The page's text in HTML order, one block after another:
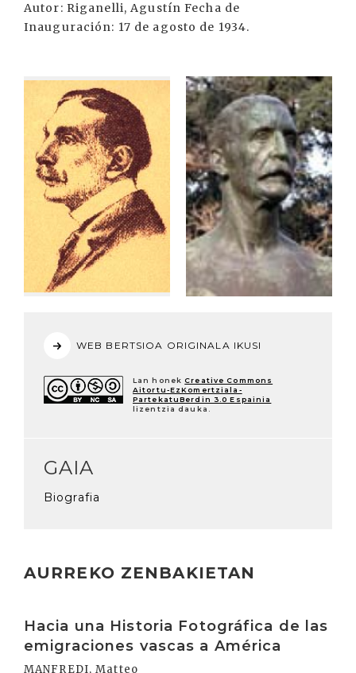
Autor: Riganelli, Agustín Fecha de
Inauguración: 17 de agosto de 1934.
WEB BERTSIOA ORIGINALA IKUSI
Lan honek Creative Commons
Aitortu-EzKomertziala-
PartekatuBerdin 3.0 Espainia
lizentzia dauka.
GAIA
Biografia
AURREKO ZENBAKIETAN
Hacia una Historia Fotográfica de las
emigraciones vascas a América
MANFREDI, Matteo